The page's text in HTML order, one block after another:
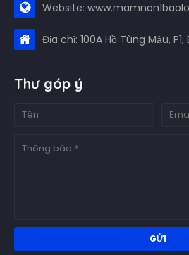
Website:
Địa chỉ: 100A Hồ Tùng Mậu, P1,
Thư góp ý